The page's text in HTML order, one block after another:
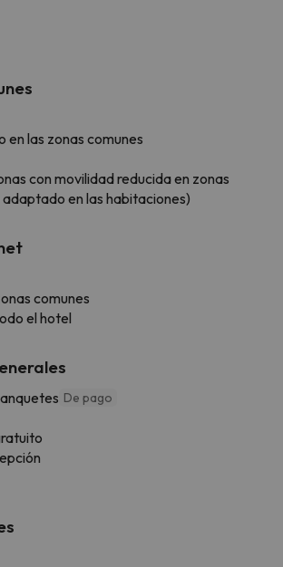
en las zonas comunes
con movilidad reducida en zonas
adaptado en las habitaciones)
comunes
el hotel
De pago